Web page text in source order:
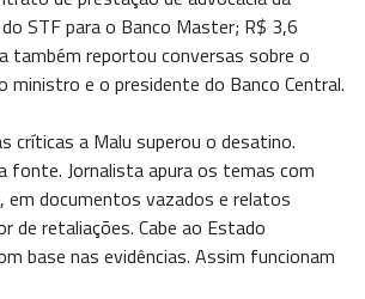
STF para o Banco Master; R$ 3,6
também reportou conversas sobre o
ministro e o presidente do Banco Central.
críticas a Malu superou o desatino.
fonte. Jornalista apura os temas com
em documentos vazados e relatos
de retaliações. Cabe ao Estado
base nas evidências. Assim funcionam